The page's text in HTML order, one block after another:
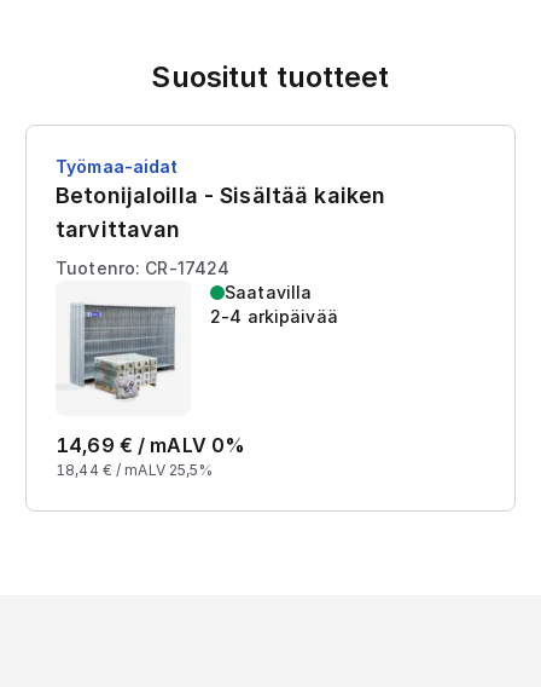
Suositut tuotteet
Työmaa-aidat
Betonijaloilla - Sisältää kaiken
tarvittavan
Tuotenro: CR-17424
Saatavilla
2-4 arkipäivää
14,69 € / mALV 0%
18,44 € / mALV 25,5%